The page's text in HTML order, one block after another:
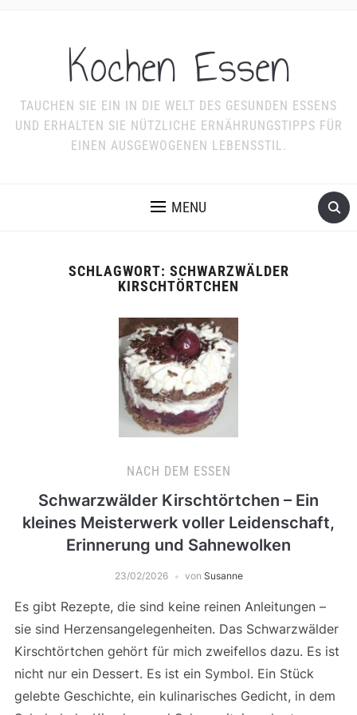
Kochen Essen
TAUCHEN SIE EIN IN DIE WELT DES GESUNDEN ESSENS
UND ERHALTEN SIE NÜTZLICHE ERNÄHRUNGSTIPPS FÜR
EINEN AUSGEWOGENEN LEBENSSTIL.
MENU
SCHLAGWORT: SCHWARZWÄLDER
KIRSCHTÖRTCHEN
NACH DEM ESSEN
Schwarzwälder Kirschtörtchen – Ein
kleines Meisterwerk voller Leidenschaft,
Erinnerung und Sahnewolken
23/02/2026 von Susanne
Es gibt Rezepte, die sind keine reinen Anleitungen –
sie sind Herzensangelegenheiten. Das Schwarzwälder
Kirschtörtchen gehört für mich zweifellos dazu. Es ist
nicht nur ein Dessert. Es ist ein Symbol. Ein Stück
gelebte Geschichte, ein kulinarisches Gedicht, in dem